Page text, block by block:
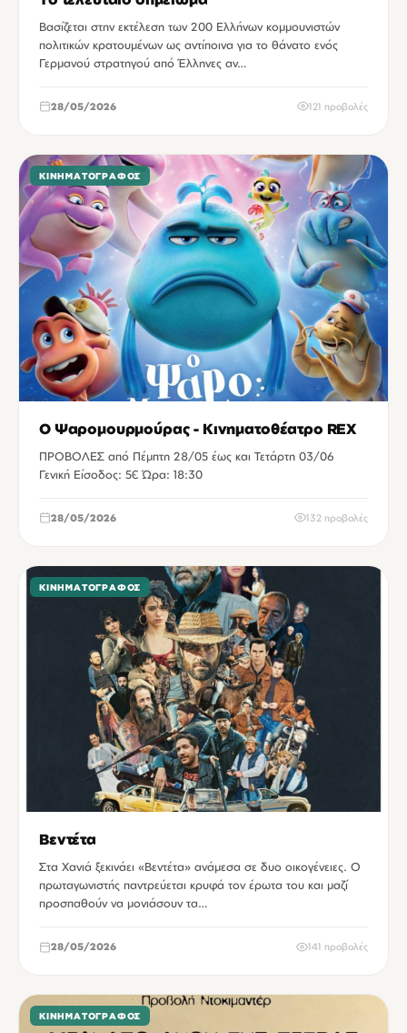
Βασίζεται στην εκτέλεση των 200 Ελλήνων κομμουνιστών
πολιτικών κρατουμένων ως αντίποινα για το θάνατο ενός
Γερμανού στρατηγού από Έλληνες αν…
28/05/2026 121 προβολές
ΚΙΝΗΜΑΤΟΓΡΆΦΟΣ
Ο Ψαρομουρμούρας - Κινηματοθέατρο REX
ΠΡΟΒΟΛΕΣ από Πέμπτη 28/05 έως και Τετάρτη 03/06
Γενική Είσοδος: 5€ Ώρα: 18:30
28/05/2026 132 προβολές
ΚΙΝΗΜΑΤΟΓΡΆΦΟΣ
Βεντέτα
Στα Χανιά ξεκινάει «Βεντέτα» ανάμεσα σε δυο οικογένειες. Ο
πρωταγωνιστής παντρεύεται κρυφά τον έρωτα του και μαζί
προσπαθούν να μονιάσουν τα…
28/05/2026 141 προβολές
ΚΙΝΗΜΑΤΟΓΡΆΦΟΣ